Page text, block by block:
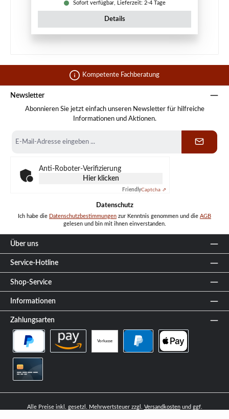
Sofort verfügbar, Lieferzeit: 2-4 Tage
Details
Kompetente Fachberatung
Newsletter
Abonnieren Sie jetzt einfach unseren Newsletter für hilfreiche
Informationen und Aktionen.
Mail-
Anti-Roboter-Verifizierung
Hier klicken
FriendlyCaptcha ⇗
Datenschutz
Ich habe die Datenschutzbestimmungen zur Kenntnis genommen und die AGB
gelesen und bin mit ihnen einverstanden.
Über uns
Service-Hotline
Shop-Service
Informationen
Zahlungsarten
Vorkasse
PayPal Später Bezahlen
Alle Preise inkl. gesetzl. Mehrwertsteuer zzgl. Versandkostenund ggf.